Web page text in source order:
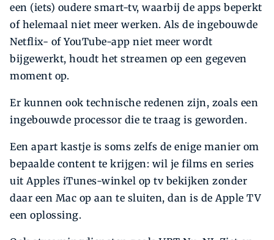
een (iets) oudere smart-tv, waarbij de apps beperkt
of helemaal niet meer werken. Als de ingebouwde
Netflix- of YouTube-app niet meer wordt
bijgewerkt, houdt het streamen op een gegeven
moment op.
Er kunnen ook technische redenen zijn, zoals een
ingebouwde processor die te traag is geworden.
Een apart kastje is soms zelfs de enige manier om
bepaalde content te krijgen: wil je films en series
uit Apples iTunes-winkel op tv bekijken zonder
daar een Mac op aan te sluiten, dan is de Apple TV
een oplossing.